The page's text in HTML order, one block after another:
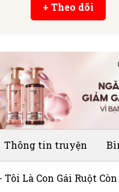
+ Theo dõi
Thông tin truyện